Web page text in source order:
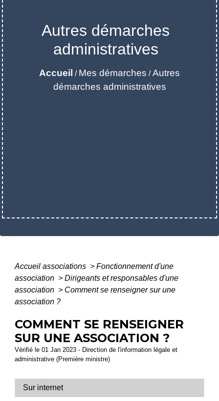
Autres démarches
administratives
Accueil / Mes démarches /Autres
démarches administratives
Accueil associations > Fonctionnement d'une
association > Dirigeants et responsables d'une
association > Comment se renseigner sur une
association ?
COMMENT SE RENSEIGNER
SUR UNE ASSOCIATION ?
Vérifié le 01 Jan 2023 - Direction de l'information légale et
administrative (Première ministre)
Sur internet